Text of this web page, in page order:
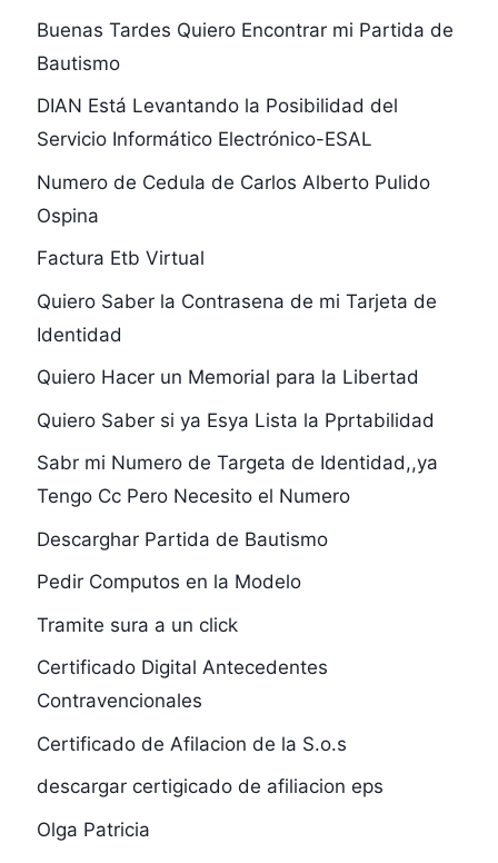
Buenas Tardes Quiero Encontrar mi Partida de
Bautismo
DIAN Está Levantando la Posibilidad del
Servicio Informático Electrónico-ESAL
Numero de Cedula de Carlos Alberto Pulido
Ospina
Factura Etb Virtual
Quiero Saber la Contrasena de mi Tarjeta de
Identidad
Quiero Hacer un Memorial para la Libertad
Quiero Saber si ya Esya Lista la Pprtabilidad
Sabr mi Numero de Targeta de Identidad,,ya
Tengo Cc Pero Necesito el Numero
Descarghar Partida de Bautismo
Pedir Computos en la Modelo
Tramite sura a un click
Certificado Digital Antecedentes
Contravencionales
Certificado de Afilacion de la S.o.s
descargar certigicado de afiliacion eps
Olga Patricia